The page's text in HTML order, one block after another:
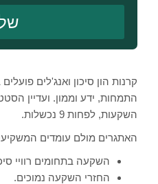
קרנות הון סיכון ואנג'לים
השקעות, לפחות 9 נכשלות.
האתגרים מולם עומדים
השקעה בתחומים רוויי
החזרי השקעה נמוכים.